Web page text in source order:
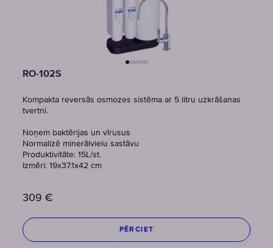
RO-102S
Kompakta reversās osmozes sistēma ar 5 litru uzkrāšanas
tvertni.
Noņem baktērijas un vīrusus
Normalizē minerālvielu sastāvu
Produktivitāte: 15L/st.
Izmēri: 19x37.1x42 cm
309 €
PĒRCIET